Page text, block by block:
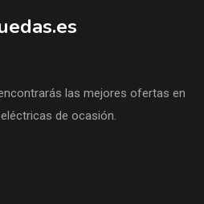
las mejores ofertas en
de ocasión.